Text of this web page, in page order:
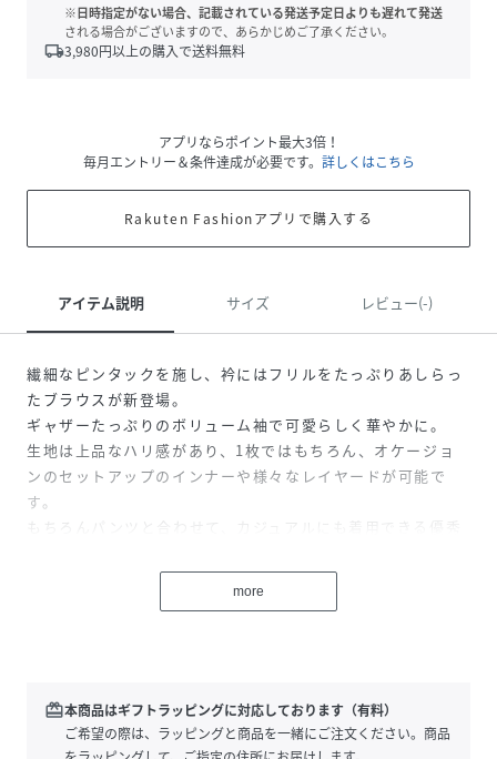
※日時指定がない場合、記載されている発送予定日よりも遅れて発送
される場合がございますので、あらかじめご了承ください。
local_shipping3,980円以上の購入で送料無料
アプリならポイント最大3倍！
毎月エントリー＆条件達成が必要です。 詳しくはこちら
Rakuten Fashionアプリで購入する
アイテム説明 サイズ レビュー(-)
繊細なピンタックを施し、衿にはフリルをたっぷりあしらっ
たブラウスが新登場。
ギャザーたっぷりのボリューム袖で可愛らしく華やかに。
生地は上品なハリ感があり、1枚ではもちろん、オケージョ
ンのセットアップのインナーや様々なレイヤードが可能で
す。
もちろんパンツと合わせて、カジュアルにも着用できる優秀
しわになりにくい素材でお手入れも簡単なのも嬉しいポイン
合がございます。
予めご了承ください。
more
redeem本商品はギフトラッピングに対応しております（有料）
ご希望の際は、ラッピングと商品を一緒にご注文ください。商品